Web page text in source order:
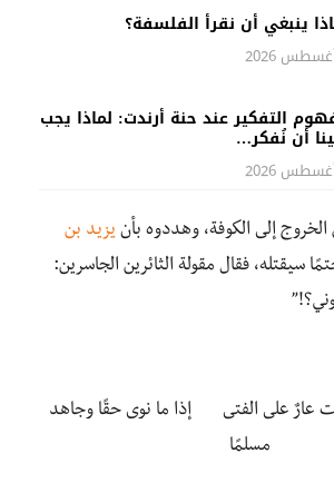
ينبغي أن نقرأ الفلسفة؟
التفكير عند حنة أرندت: لماذا يجب
أن نُفكر…
إلى الكوفة، وهددوه بأن يزيد بن
سيقتله، فقال مقولة الثائرين الجاسرين:
عارٌ على الفتى إذا ما نوى حقًا وجاهد
مسلمًا